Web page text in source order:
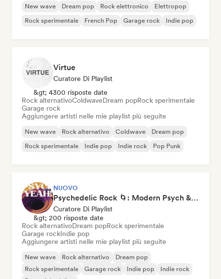
New wave Dream pop Rock elettronico
Elettropop
Rock sperimentale
French Pop Garage rock Indie pop
Virtue
Curatore Di Playlist
&gt; 4300 risposte date
Rock alternativoColdwaveDream popRock sperimentale
Garage rock
Aggiungere artisti nelle mie playlist più seguite
New wave Rock alternativo Coldwave
Dream pop
Rock sperimentale
Indie pop Indie rock Pop Punk
NUOVO
Psychedelic Rock 🌀: Modern Psych & Turkish Vibes
Curatore Di Playlist
&gt; 200 risposte date
Rock alternativoDream popRock sperimentale
Garage rockIndie pop
Aggiungere artisti nelle mie playlist più seguite
New wave Rock alternativo
Dream pop
Rock sperimentale
Garage rock Indie pop
Indie rock